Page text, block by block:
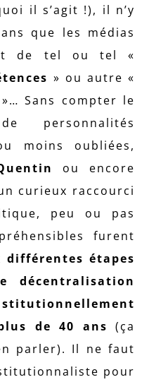
il s’agit !), il n’y
que les médias
de tel ou tel «
» ou autre «
»… Sans compter le
personnalités
moins oubliées,
ou encore
curieux raccourci
peu ou pas
furent
différentes étapes
décentralisation
de 40 ans (ça
parler). Il ne faut
pour